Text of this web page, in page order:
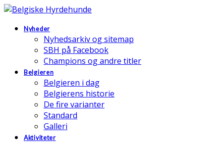
Nyheder
Nyhedsarkiv og sitemap
SBH på Facebook
Champions og andre titler
Belgieren
Belgieren i dag
Belgierens historie
De fire varianter
Standard
Galleri
Aktiviteter